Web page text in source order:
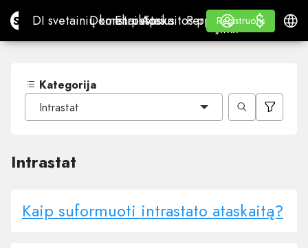
Site.proDI svetainių konstruktorius
DI svetainių konstruktorius
Domenai
DomenaiEl. paštas
El. paštasApskaitos programa
Apskaitos programa
Perpardavėjams
„WHITE LABEL“
Mokymasis
Mokymasis
Registruotis
Registruotis
Prisijungti
$
$
Kategorija
Intrastat
Intrastat
Kaip suformuoti intrastato ataskaitą?